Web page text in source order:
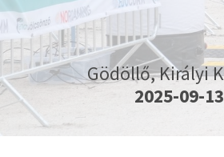
Gödöllő, Királyi
2025-09-13